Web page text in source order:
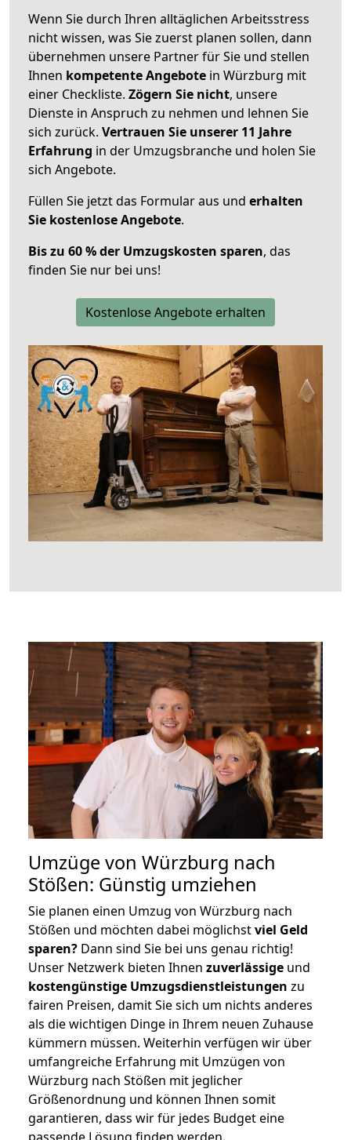
Wenn Sie durch Ihren alltäglichen Arbeitsstress
nicht wissen, was Sie zuerst planen sollen, dann
übernehmen unsere Partner für Sie und stellen
Ihnen kompetente Angebote in Würzburg mit
einer Checkliste. Zögern Sie nicht, unsere
Dienste in Anspruch zu nehmen und lehnen Sie
sich zurück. Vertrauen Sie unserer 11 Jahre
Erfahrung in der Umzugsbranche und holen Sie
sich Angebote.
Füllen Sie jetzt das Formular aus und erhalten
Sie kostenlose Angebote.
Bis zu 60 % der Umzugskosten sparen, das
finden Sie nur bei uns!
Kostenlose Angebote erhalten
Umzüge von Würzburg nach
Stößen: Günstig umziehen
Sie planen einen Umzug von Würzburg nach
Stößen und möchten dabei möglichstviel Geld
sparen? Dann sind Sie bei uns genau richtig!
Unser Netzwerk bieten Ihnen zuverlässige und
kostengünstige Umzugsdienstleistungen zu
fairen Preisen, damit Sie sich um nichts anderes
als die wichtigen Dinge in Ihrem neuen Zuhause
kümmern müssen. Weiterhin verfügen wir über
umfangreiche Erfahrung mit Umzügen von
Würzburg nach Stößen mit jeglicher
Größenordnung und können Ihnen somit
garantieren, dass wir für jedes Budget eine